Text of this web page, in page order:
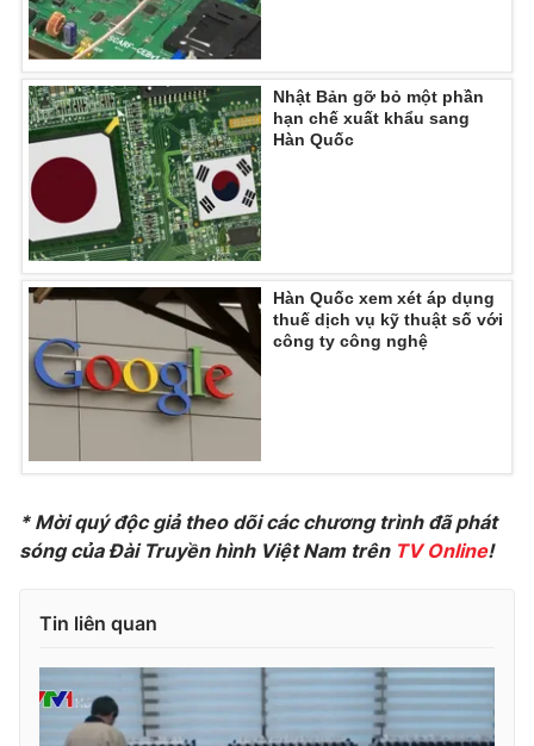
Sản phẩm
Thị trường
Tư vấn
Lịch phát sóng
Chuyên mục khác
Emagazine Podcast
Photo Infographic
Shorts video
VTV Money
VTV Sức khoẻ Bất động sản
Thị trường 24h Tấm lòng Việt
VTV9 VTV8
Liên hệ tòa soạn English
Nhật Bản gỡ bỏ một phần
hạn chế xuất khẩu sang
Hàn Quốc
Hàn Quốc xem xét áp dụng
thuế dịch vụ kỹ thuật số với
công ty công nghệ
* Mời quý độc giả theo dõi các chương trình đã phát
sóng của Đài Truyền hình Việt Nam trên TV Online!
Tin liên quan